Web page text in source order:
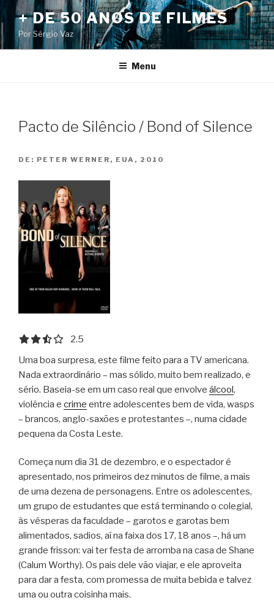
Pular
para
o
conteúdo
+ DE 50 ANOS DE FILMES
Por Sérgio Vaz
Menu
Pacto de Silêncio / Bond of Silence
DE: PETER WERNER, EUA, 2010
2.5 out of 5.0 stars
2.5
Uma boa surpresa, este filme feito para a TV americana.
Nada extraordinário – mas sólido, muito bem realizado, e
sério. Baseia-se em um caso real que envolve álcool,
violência e crime entre adolescentes bem de vida, wasps
– brancos, anglo-saxões e protestantes –, numa cidade
pequena da Costa Leste.
Começa num dia 31 de dezembro, e o espectador é
apresentado, nos primeiros dez minutos de filme, a mais
de uma dezena de personagens. Entre os adolescentes,
um grupo de estudantes que está terminando o colegial,
às vésperas da faculdade – garotos e garotas bem
alimentados, sadios, aí na faixa dos 17, 18 anos –, há um
grande frisson: vai ter festa de arromba na casa de Shane
(Calum Worthy). Os pais dele vão viajar, e ele aproveita
para dar a festa, com promessa de muita bebida e talvez
uma ou outra coisinha mais.